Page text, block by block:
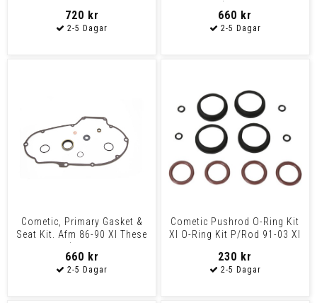
720 kr 660 kr
Cometic, Primary Gasket &
Seat Kit. Afm 86-90 Xl These
660 kr
Cometic Pushrod O-Ring Kit
Xl O-Ring Kit P/Rod 91-03 Xl
230 kr